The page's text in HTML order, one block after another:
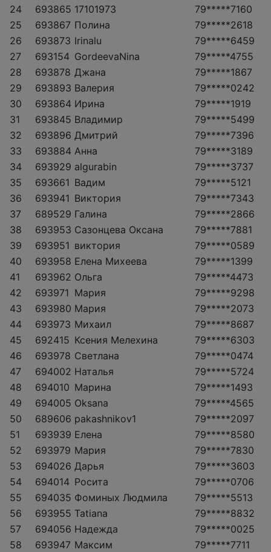
24
693865 17101973
79*****7160
25
693867 Полина
79*****2618
26
693873 Irinalu
79*****6459
27
693154 GordeevaNina
79*****4755
28
693878 Джана
79*****1867
29
693893 Валерия
79*****0242
30
693864 Ирина
79*****1919
31
693845 Владимир
79*****5499
32
693896 Дмитрий
79*****7396
33
693884 Анна
79*****3189
34
693929 algurabin
79*****3737
35
693661 Вадим
79*****5121
36
693941 Виктория
79*****7343
37
689529 Галина
79*****2866
38
693953 Сазонцева Оксана
79*****7881
39
693951 виктория
79*****0589
40
693958 Елена Михеева
79*****1399
41
693962 Ольга
79*****4473
42
693971 Мария
79*****9298
43
693980 Мария
79*****2073
44
693973 Михаил
79*****8687
45
692415 Ксения Мелехина
79*****6303
46
693978 Светлана
79*****0474
47
694002 Наталья
79*****5724
48
694010 Марина
79*****1493
49
694005 Oksana
79*****4565
50
689606 pakashnikov1
79*****2097
51
693939 Елена
79*****8580
52
693979 Мария
79*****7830
53
694026 Дарья
79*****3603
54
694014 Росита
79*****0706
55
694035 Фоминых Людмила
79*****5513
56
693955 Tatiana
79*****8832
57
694056 Надежда
79*****0025
58
693947 Максим
79*****7711